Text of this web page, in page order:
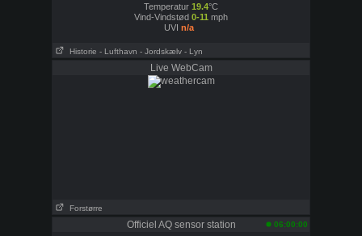
Temperatur 19.4°C
Vind-Vindstød 0-11 mph
UVI n/a
Historie - Lufthavn - Jordskælv - Lyn
Live WebCam
Forstørre
Officiel AQ sensor station 06:00:00